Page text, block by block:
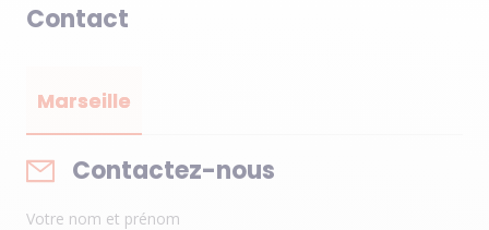
Contact
Marseille
Contactez-nous
Votre nom et prénom